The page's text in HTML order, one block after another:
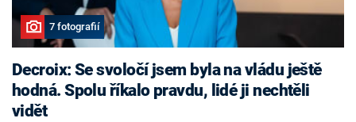
7 fotografií
Decroix: Se svoločí jsem byla na vládu ještě
hodná. Spolu říkalo pravdu, lidé ji nechtěli
vidět